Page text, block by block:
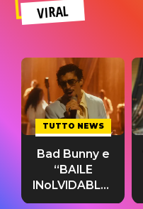
VIRAL
TUTTO NEWS
Bad Bunny e
“BAILE
INoLVIDABLE”:
testo,